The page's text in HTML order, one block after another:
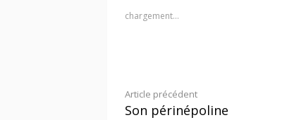
chargement…
Lire
Article précédent
Son périnépoline